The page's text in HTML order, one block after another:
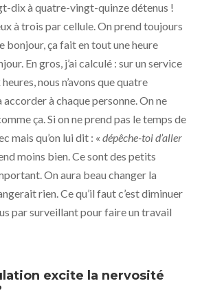
dix à quatre-vingt-quinze détenus !
à trois par cellule. On prend toujours
bonjour, ça fait en tout une heure
En gros, j’ai calculé : sur un service
nous n’avons que quatre
à chaque personne. On ne
ça. Si on ne prend pas le temps de
mais qu’on lui dit : « dépêche-toi d’aller
moins bien. Ce sont des petits
On aura beau changer la
rien. Ce qu’il faut c’est diminuer
par surveillant pour faire un travail
excite la nervosité